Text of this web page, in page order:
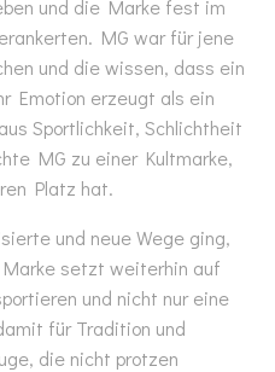
und die Marke fest im
MG war für jene
und die wissen, dass ein
Emotion erzeugt als ein
Sportlichkeit, Schlichtheit
MG zu einer Kultmarke,
Platz hat.
und neue Wege ging,
setzt weiterhin auf
und nicht nur eine
für Tradition und
die nicht protzen